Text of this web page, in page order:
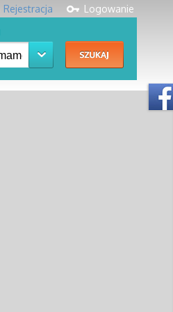
Logowanie
Rejestracja